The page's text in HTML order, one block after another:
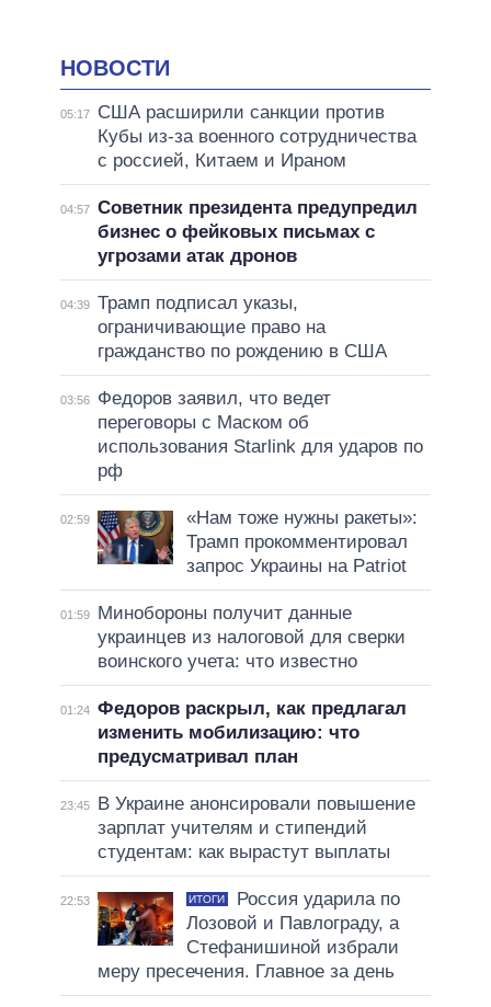
НОВОСТИ
05:17
США расширили санкции против
Кубы из-за военного сотрудничества
с россией, Китаем и Ираном
04:57 Советник президента предупредил
бизнес о фейковых письмах с
угрозами атак дронов
04:39 Трамп подписал указы,
ограничивающие право на
гражданство по рождению в США
03:56
Федоров заявил, что ведет
переговоры с Маском об
использования Starlink для ударов по
рф
02:59
«Нам тоже нужны ракеты»:
Трамп прокомментировал
запрос Украины на Patriot
01:59
Минобороны получит данные
украинцев из налоговой для сверки
воинского учета: что известно
01:24 Федоров раскрыл, как предлагал
изменить мобилизацию: что
предусматривал план
23:45
В Украине анонсировали повышение
зарплат учителям и стипендий
студентам: как вырастут выплаты
22:53 ИТОГИ
Россия ударила по
Лозовой и Павлограду, а
Стефанишиной избрали
меру пресечения. Главное за день